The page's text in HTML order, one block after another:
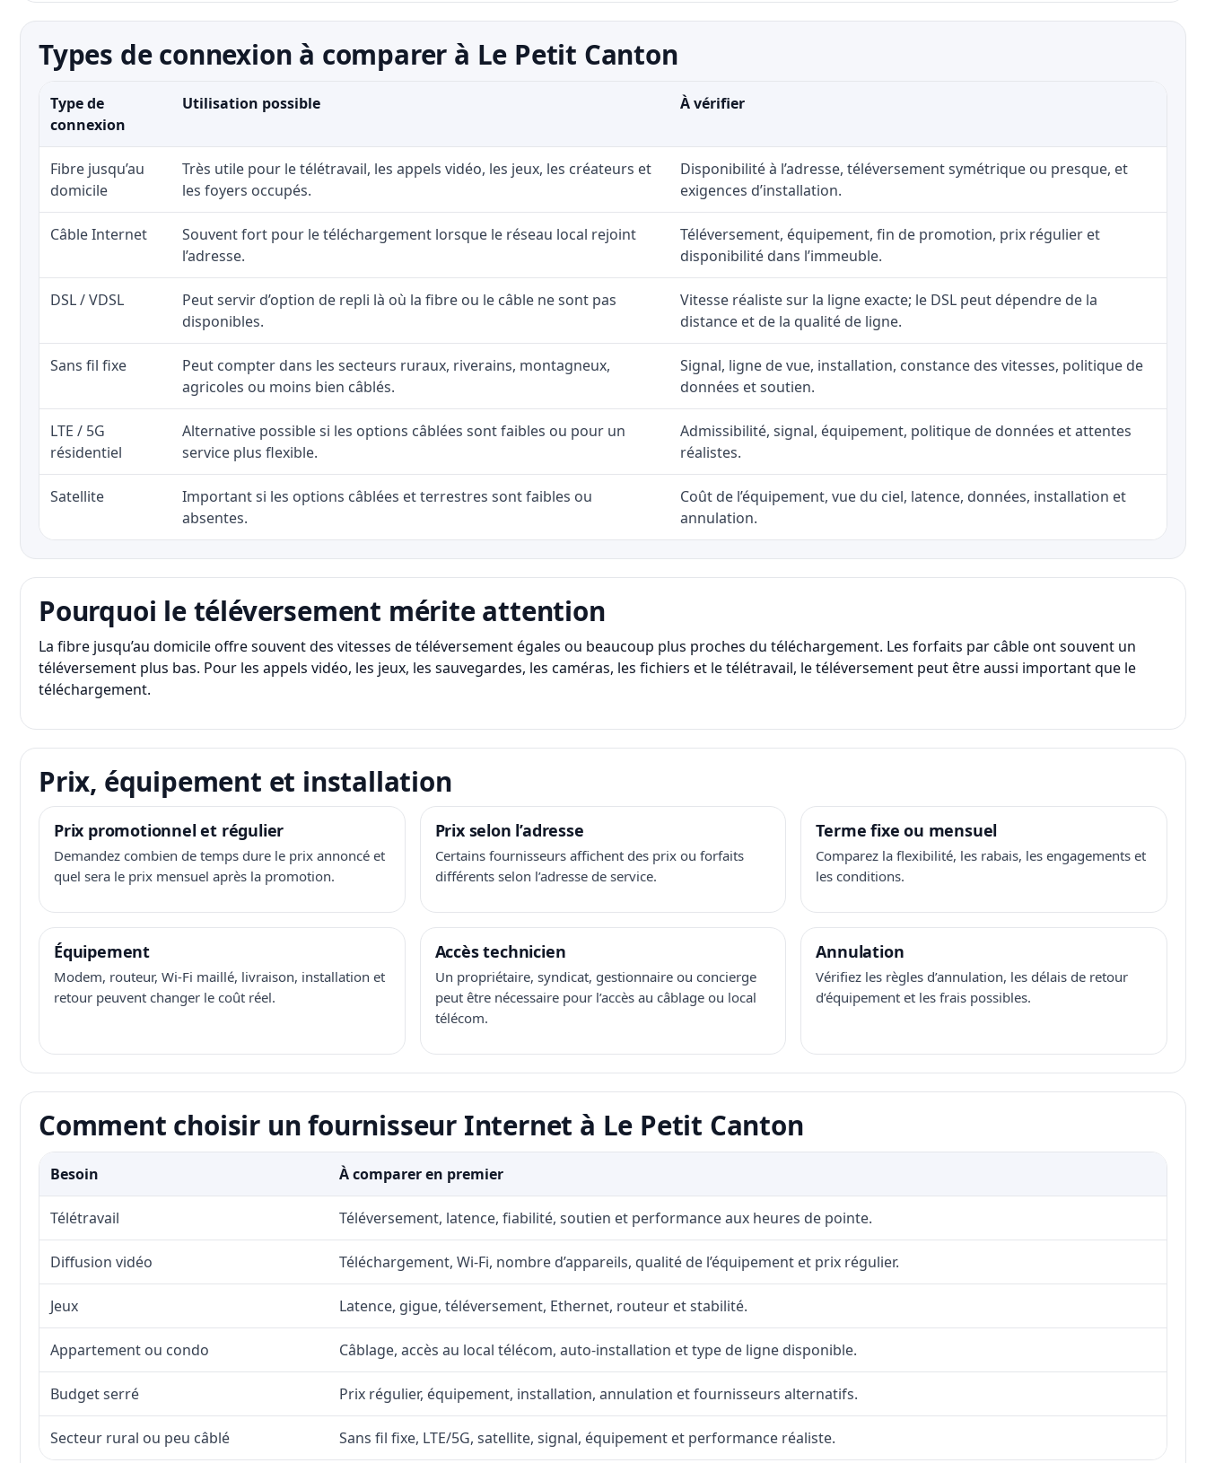
Types de connexion à comparer à Le Petit Canton
Type de
connexion
Utilisation possible À vérifier
Fibre jusqu’au
domicile
Très utile pour le télétravail, les appels vidéo, les jeux, les créateurs et
les foyers occupés.
Disponibilité à l’adresse, téléversement symétrique ou presque, et
exigences d’installation.
Câble Internet
Souvent fort pour le téléchargement lorsque le réseau local rejoint
l’adresse.
Téléversement, équipement, fin de promotion, prix régulier et
disponibilité dans l’immeuble.
DSL / VDSL
Peut servir d’option de repli là où la fibre ou le câble ne sont pas
disponibles.
Vitesse réaliste sur la ligne exacte; le DSL peut dépendre de la
distance et de la qualité de ligne.
Sans fil fixe
Peut compter dans les secteurs ruraux, riverains, montagneux,
agricoles ou moins bien câblés.
Signal, ligne de vue, installation, constance des vitesses, politique de
données et soutien.
LTE / 5G
résidentiel
Alternative possible si les options câblées sont faibles ou pour un
service plus flexible.
Admissibilité, signal, équipement, politique de données et attentes
réalistes.
Satellite
Important si les options câblées et terrestres sont faibles ou
absentes.
Coût de l’équipement, vue du ciel, latence, données, installation et
annulation.
Pourquoi le téléversement mérite attention
La fibre jusqu’au domicile offre souvent des vitesses de téléversement égales ou beaucoup plus proches du téléchargement. Les forfaits par câble ont souvent un
téléversement plus bas. Pour les appels vidéo, les jeux, les sauvegardes, les caméras, les fichiers et le télétravail, le téléversement peut être aussi important que le
téléchargement.
Prix, équipement et installation
Prix promotionnel et régulier
Demandez combien de temps dure le prix annoncé et
quel sera le prix mensuel après la promotion.
Prix selon l’adresse
Certains fournisseurs affichent des prix ou forfaits
différents selon l’adresse de service.
Terme fixe ou mensuel
Comparez la flexibilité, les rabais, les engagements et
les conditions.
Équipement
Modem, routeur, Wi-Fi maillé, livraison, installation et
retour peuvent changer le coût réel.
Accès technicien
Un propriétaire, syndicat, gestionnaire ou concierge
peut être nécessaire pour l’accès au câblage ou local
télécom.
Annulation
Vérifiez les règles d’annulation, les délais de retour
d’équipement et les frais possibles.
Comment choisir un fournisseur Internet à Le Petit Canton
Besoin À comparer en premier
Télétravail Téléversement, latence, fiabilité, soutien et performance aux heures de pointe.
Diffusion vidéo Téléchargement, Wi-Fi, nombre d’appareils, qualité de l’équipement et prix régulier.
Jeux Latence, gigue, téléversement, Ethernet, routeur et stabilité.
Appartement ou condo Câblage, accès au local télécom, auto-installation et type de ligne disponible.
Budget serré Prix régulier, équipement, installation, annulation et fournisseurs alternatifs.
Secteur rural ou peu câblé Sans fil fixe, LTE/5G, satellite, signal, équipement et performance réaliste.